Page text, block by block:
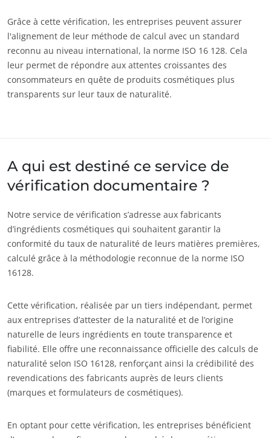
NOS ENGAGEMENTS RSE
Agir via nos prestations
S’investir pour notre environnement
Innover avec notre écosystème
Grâce à cette vérification, les entreprises peuvent assurer
l'alignement de leur méthode de calcul avec un standard
reconnu au niveau international, la norme ISO 16 128. Cela
leur permet de répondre aux attentes croissantes des
consommateurs en quête de produits cosmétiques plus
transparents sur leur taux de naturalité.
A qui est destiné ce service de
vérification documentaire ?
Notre service de vérification s’adresse aux fabricants
d’ingrédients cosmétiques qui souhaitent garantir la
conformité du taux de naturalité de leurs matières premières,
calculé grâce à la méthodologie reconnue de la norme ISO
16128.
Cette vérification, réalisée par un tiers indépendant, permet
aux entreprises d’attester de la naturalité et de l’origine
naturelle de leurs ingrédients en toute transparence et
fiabilité. Elle offre une reconnaissance officielle des calculs de
naturalité selon ISO 16128, renforçant ainsi la crédibilité des
revendications des fabricants auprès de leurs clients
(marques et formulateurs de cosmétiques).
En optant pour cette vérification, les entreprises bénéficient